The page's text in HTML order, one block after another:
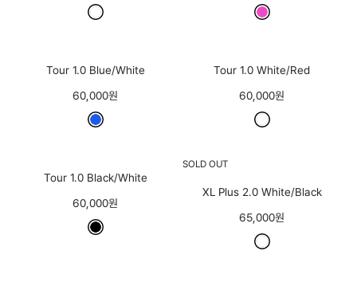
Tour 1.0 Blue/White
60,000원
Tour 1.0 White/Red
60,000원
Tour 1.0 Black/White
60,000원
SOLD OUT
XL Plus 2.0 White/Black
65,000원